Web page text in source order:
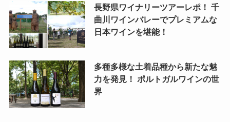
長野県ワイナリーツアーレポ！ 千
曲川ワインバレーでプレミアムな
日本ワインを堪能！
多種多様な土着品種から新たな魅
力を発見！ ポルトガルワインの世
界